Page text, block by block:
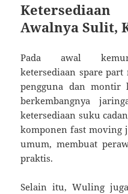
Awalnya Sulit,
Pada awal
ketersediaan spare
pengguna dan
berkembangnya
ketersediaan suku
komponen fast moving
umum, membuat
praktis.
Selain itu, Wuling